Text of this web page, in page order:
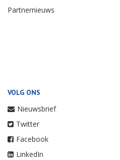
Partnernieuws
VOLG ONS
Nieuwsbrief
Twitter
Facebook
LinkedIn